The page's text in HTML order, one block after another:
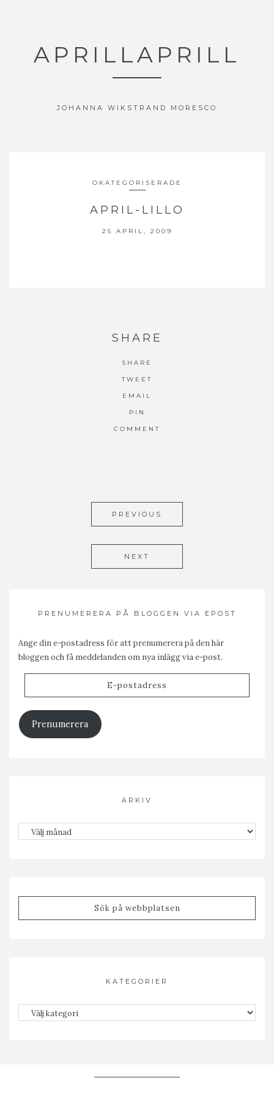
APRILLAPRILL
JOHANNA WIKSTRAND MORESCO
OKATEGORISERADE
APRIL-LILLO
25 APRIL, 2009
SHARE
SHARE
TWEET
EMAIL
PIN
COMMENT
PREVIOUS
NEXT
PRENUMERERA PÅ BLOGGEN VIA EPOST
Ange din e-postadress för att prenumerera på den här
bloggen och få meddelanden om nya inlägg via e-post.
Prenumerera
ARKIV
Arkiv
KATEGORIER
Kategorier